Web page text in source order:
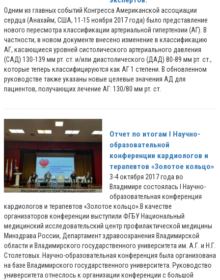
Одним из главных событий Конгресса Американской ассоциации
сердца (Анахайм, США, 11-15 ноября 2017 года) было представление
нового пересмотра классификации артериальной гипертензии (АГ). В
частности, в новом документе внесено изменение в классификацию
АГ, касающиеся уровней систолического артериального давления
(САД) 130-139 мм рт. ст. и/или диастолического (ДАД) 80-89 мм рт. ст.,
которые теперь классифицируются как АГ 1 степени. В обновленном
руководстве также указаны новые целевые значения АД для
пациентов, получающих лечение АГ: 130/80 мм рт. ст.
Отчет по итогам I Научно-
образовательной
конференции кардиологов и
терапевтов «Золотое кольцо»
3-4 октября 2017 года во
Владимире состоялась I Научно-
образовательная конференция
кардиологов и терапевтов «Золотое кольцо».В качестве
организаторов конференции выступили ФГБУ Национальный
медицинский исследовательский центр профилактической медицины
Минздрава России, Департамент здравоохранения Владимирской
области и Владимирского государственного университета им. А.Г. и Н.Г.
Столетовых. Научно-образовательная конференция была организована
на базе Владимирского государственного университета. Руководство
университета отнеслось к организации конференции с большой